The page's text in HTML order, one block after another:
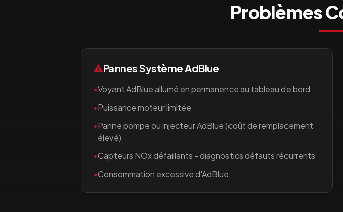
Problèmes
⚠️Pannes Système AdBlue
•Voyant AdBlue allumé en permanence au tableau de bord
•Puissance moteur limitée
•Panne pompe ou injecteur AdBlue (coût de remplacement
élevé)
•Capteurs NOx défaillants - diagnostics défauts récurrents
•Consommation excessive d'AdBlue